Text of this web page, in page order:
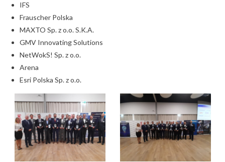
IFS
Frauscher Polska
MAXTO Sp. z o.o. S.K.A.
GMV Innovating Solutions
NetWokS! Sp. z o.o.
Arena
Esri Polska Sp. z o.o.